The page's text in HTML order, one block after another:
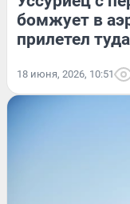
бомжует в
прилетел
18 июня, 2026, 10:51